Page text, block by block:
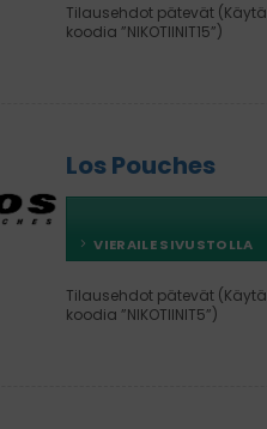
Tilausehdot pätevät (Käytä
koodia ”NIKOTIINIT15”)
Los Pouches
VIERAILE SIVUSTOLLA
Tilausehdot pätevät (Käytä
koodia ”NIKOTIINIT5”)